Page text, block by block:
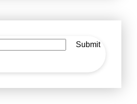
Submit